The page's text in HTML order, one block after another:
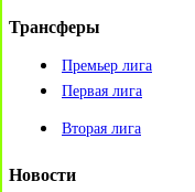
Трансферы
Премьер лига
Первая лига
Вторая лига
Новости